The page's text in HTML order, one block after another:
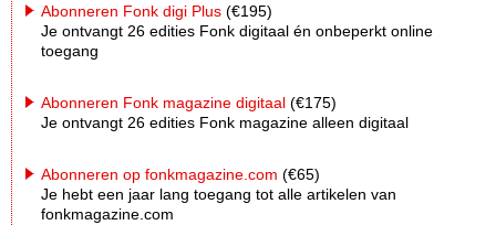
Abonneren Fonk digi Plus (€195)
Je ontvangt 26 edities Fonk digitaal én onbeperkt online
toegang
Abonneren Fonk magazine digitaal (€175)
Je ontvangt 26 edities Fonk magazine alleen digitaal
Abonneren op fonkmagazine.com (€65)
Je hebt een jaar lang toegang tot alle artikelen van
fonkmagazine.com